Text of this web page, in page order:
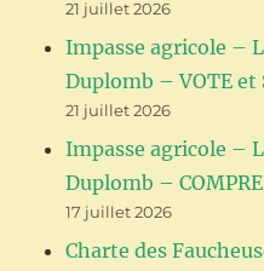
21 juillet 2026
Impasse agricole –
Duplomb – VOTE et
21 juillet 2026
Impasse agricole –
Duplomb –
17 juillet 2026
Charte des